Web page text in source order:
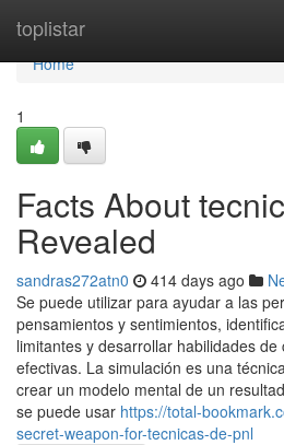
toplistar
Home
Home
1
Facts About
Revealed
sandras272atn0 414 days ago
Se puede utilizar para ayudar a las
pensamientos y sentimientos,
limitantes y desarrollar habilidades
efectivas. La simulación es una
crear un modelo mental de un
se puede usar https://total-
secret-weapon-for-tecnicas-de-pnl